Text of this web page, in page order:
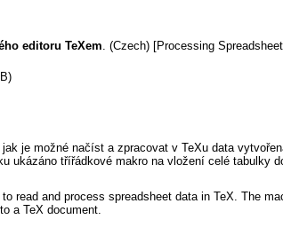
editoru TeXem. (Czech) [Processing
je možné načíst a zpracovat v TeXu data
ukázáno třířádkové makro na vložení celé tabulky
to read and process spreadsheet data in TeX. The
a TeX document.